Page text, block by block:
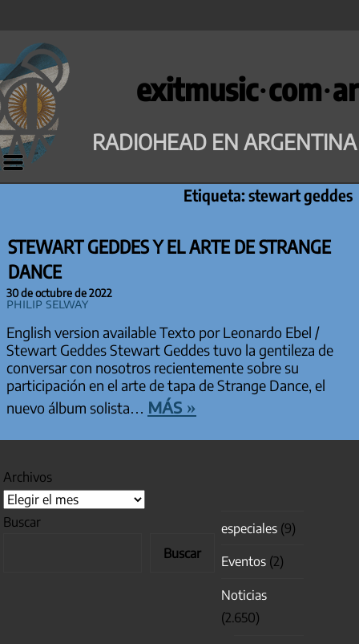
Saltar
al
contenido
exitmusic·com·ar
RADIOHEAD EN ARGENTINA
Etiqueta:stewart geddes
STEWART GEDDES Y EL ARTE DE STRANGE
DANCE
30 de octubre de 2022
Philip Selway
English version available Texto por Leonardo Ebel /
Stewart Geddes Stewart Geddes tuvo la gentileza de
conversar con nosotros recientemente sobre su
participación en el arte de tapa de Strange Dance, el
nuevo álbum solista… más »
Archivos
Buscar
Buscar
especiales (9)
Eventos (2)
Noticias
(2.650)